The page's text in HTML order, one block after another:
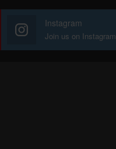
Instagram
Join us on Instagram